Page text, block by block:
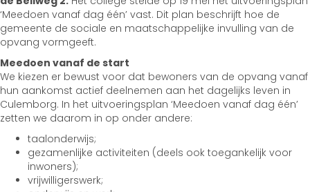
‘Meedoen vanaf dag één’ vast. Dit plan beschrijft hoe de
gemeente de sociale en maatschappelijke invulling van de
opvang vormgeeft.
Meedoen vanaf de start
We kiezen er bewust voor dat bewoners van de opvang vanaf
hun aankomst actief deelnemen aan het dagelijks leven in
Culemborg. In het uitvoeringsplan ‘Meedoen vanaf dag één’
zetten we daarom in op onder andere:
taalonderwijs;
gezamenlijke activiteiten (deels ook toegankelijk voor
inwoners);
vrijwilligerswerk;